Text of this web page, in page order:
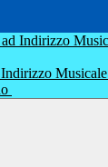
Musicale